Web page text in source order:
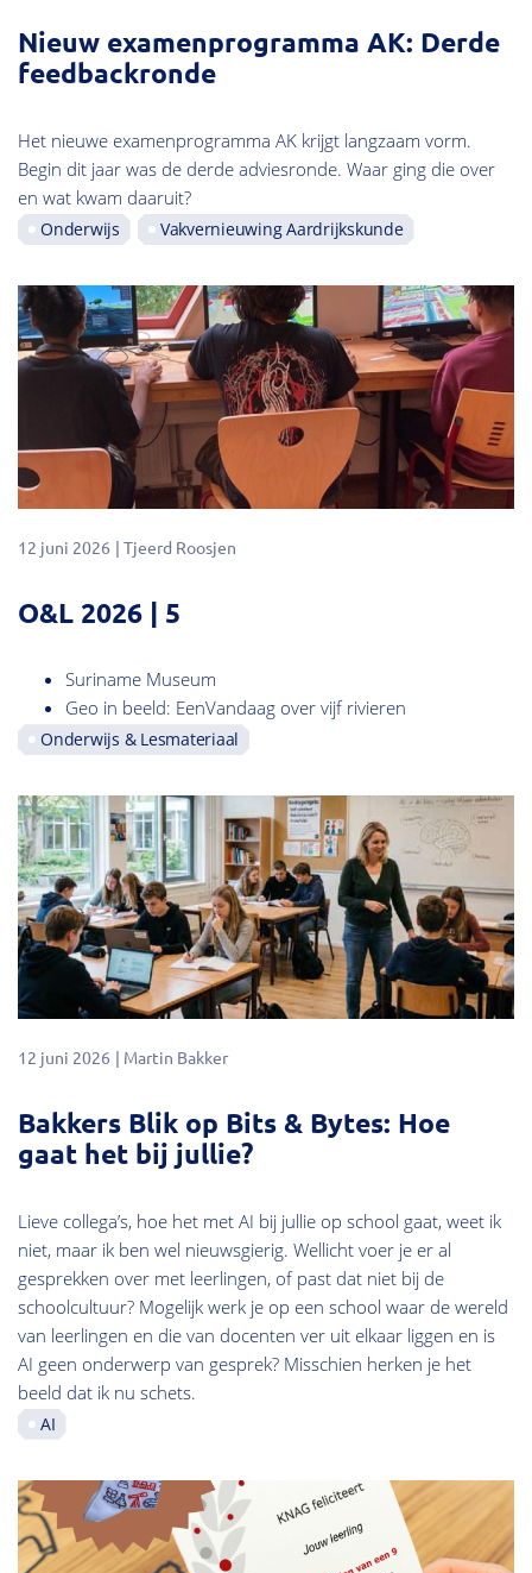
Nieuw examenprogramma AK: Derde
feedbackronde
Het nieuwe examenprogramma AK krijgt langzaam vorm.
Begin dit jaar was de derde adviesronde. Waar ging die over
en wat kwam daaruit?
Onderwijs Vakvernieuwing Aardrijkskunde
12 juni 2026 Tjeerd Roosjen
O&L 2026 | 5
Suriname Museum
Geo in beeld: EenVandaag over vijf rivieren
Onderwijs & Lesmateriaal
12 juni 2026 Martin Bakker
Bakkers Blik op Bits & Bytes: Hoe
gaat het bij jullie?
Lieve collega’s, hoe het met AI bij jullie op school gaat, weet ik
niet, maar ik ben wel nieuwsgierig. Wellicht voer je er al
gesprekken over met leerlingen, of past dat niet bij de
schoolcultuur? Mogelijk werk je op een school waar de wereld
van leerlingen en die van docenten ver uit elkaar liggen en is
AI geen onderwerp van gesprek? Misschien herken je het
beeld dat ik nu schets.
AI